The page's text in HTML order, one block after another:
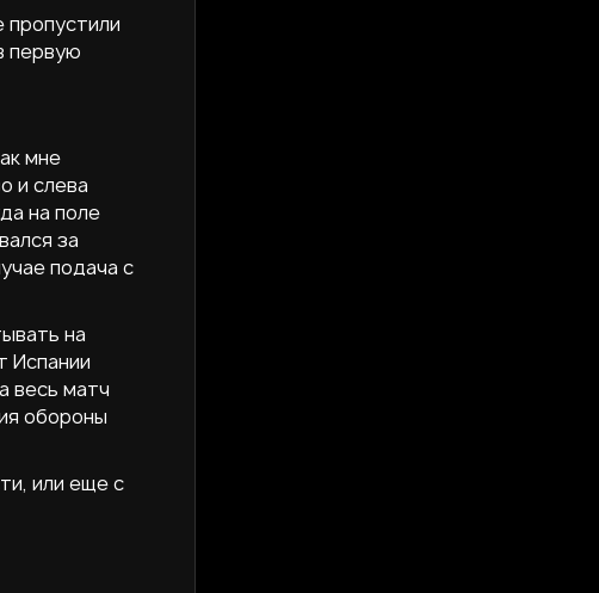
пропустили
первую
мне
и слева
на поле
за
подача с
на
Испании
весь матч
обороны
или еще с